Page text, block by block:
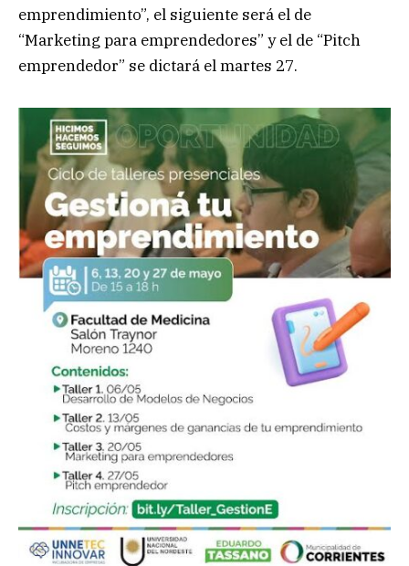
emprendimiento”, el siguiente será el de
“Marketing para emprendedores” y el de “Pitch
emprendedor” se dictará el martes 27.